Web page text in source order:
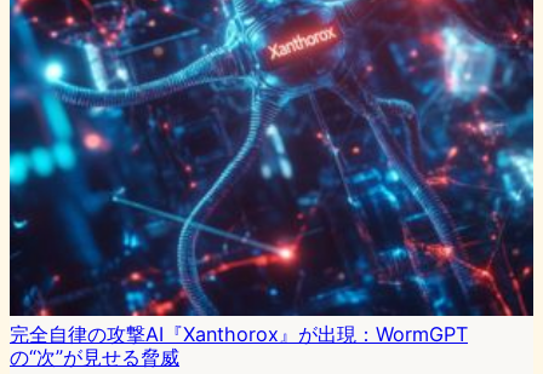
完全自律の攻撃AI『Xanthorox』が出現：WormGPT
の“次”が見せる脅威